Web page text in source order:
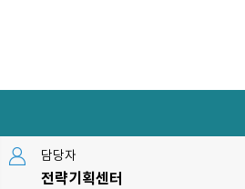
담당자
전략기획센터